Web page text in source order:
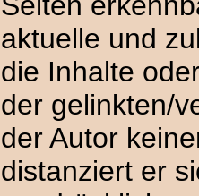
aktuelle und
die Inhalte
der gelinkten/
der Autor
distanziert er